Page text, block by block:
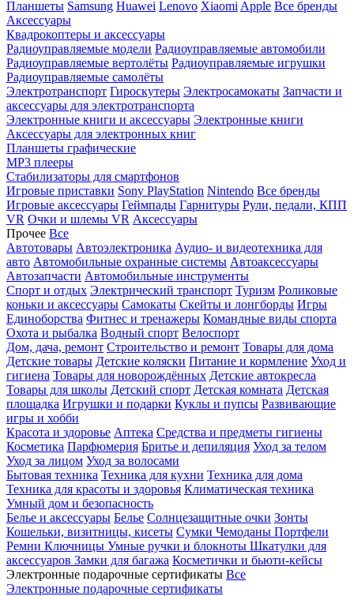
Планшеты Samsung Huawei Lenovo Xiaomi Apple Все бренды
Аксессуары
Квадрокоптеры и аксессуары
Радиоуправляемые модели Радиоуправляемые автомобили
Радиоуправляемые вертолёты Радиоуправляемые игрушки
Радиоуправляемые самолёты
Электротранспорт Гироскутеры Электросамокаты Запчасти и
аксессуары для электротранспорта
Электронные книги и аксессуары Электронные книги
Аксессуары для электронных книг
Планшеты графические
MP3 плееры
Стабилизаторы для смартфонов
Игровые приставки Sony PlayStation Nintendo Все бренды
Игровые аксессуары Геймпады Гарнитуры Рули, педали, КПП
VR Очки и шлемы VR Аксессуары
Прочее Все
Автотовары Автоэлектроника Аудио- и видеотехника для
авто Автомобильные охранные системы Автоаксессуары
Автозапчасти Автомобильные инструменты
Спорт и отдых Электрический транспорт Туризм Роликовые
коньки и аксессуары Самокаты Скейты и лонгборды Игры
Единоборства Фитнес и тренажеры Командные виды спорта
Охота и рыбалка Водный спорт Велоспорт
Дом, дача, ремонт Строительство и ремонт Товары для дома
Детские товары Детские коляски Питание и кормление Уход и
гигиена Товары для новорождённых Детские автокресла
Товары для школы Детский спорт Детская комната Детская
площадка Игрушки и подарки Куклы и пупсы Развивающие
игры и хобби
Красота и здоровье Аптека Средства и предметы гигиены
Косметика Парфюмерия Бритье и депиляция Уход за телом
Уход за лицом Уход за волосами
Бытовая техника Техника для кухни Техника для дома
Техника для красоты и здоровья Климатическая техника
Умный дом и безопасность
Белье и аксессуары Белье Солнцезащитные очки Зонты
Кошельки, визитницы, кисеты Сумки Чемоданы Портфели
Ремни Ключницы Умные ручки и блокноты Шкатулки для
аксессуаров Замки для багажа Косметички и бьюти-кейсы
Электронные подарочные сертификаты Все
Электронные подарочные сертификаты